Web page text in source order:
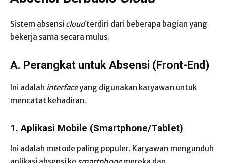
Sistem absensi cloudterdiri dari beberapa bagian yang
bekerja sama secara mulus.
A. Perangkat untuk Absensi (Front-End)
Ini adalah interfaceyang digunakan karyawan untuk
mencatat kehadiran.
1. Aplikasi Mobile (Smartphone/Tablet)
Ini adalah metode paling populer. Karyawan mengunduh